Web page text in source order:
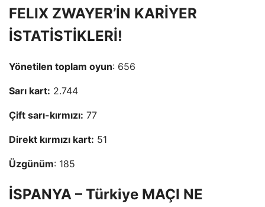
FELIX ZWAYER’İN KARİYER
İSTATİSTİKLERİ!
Yönetilen toplam oyun: 656
Sarı kart: 2.744
Çift sarı-kırmızı: 77
Direkt kırmızı kart: 51
Üzgünüm: 185
İSPANYA – Türkiye MAÇI NE